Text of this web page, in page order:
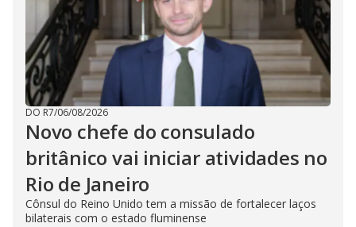
DO R7/06/08/2026
Novo chefe do consulado
britânico vai iniciar atividades no
Rio de Janeiro
Cônsul do Reino Unido tem a missão de fortalecer laços
bilaterais com o estado fluminense